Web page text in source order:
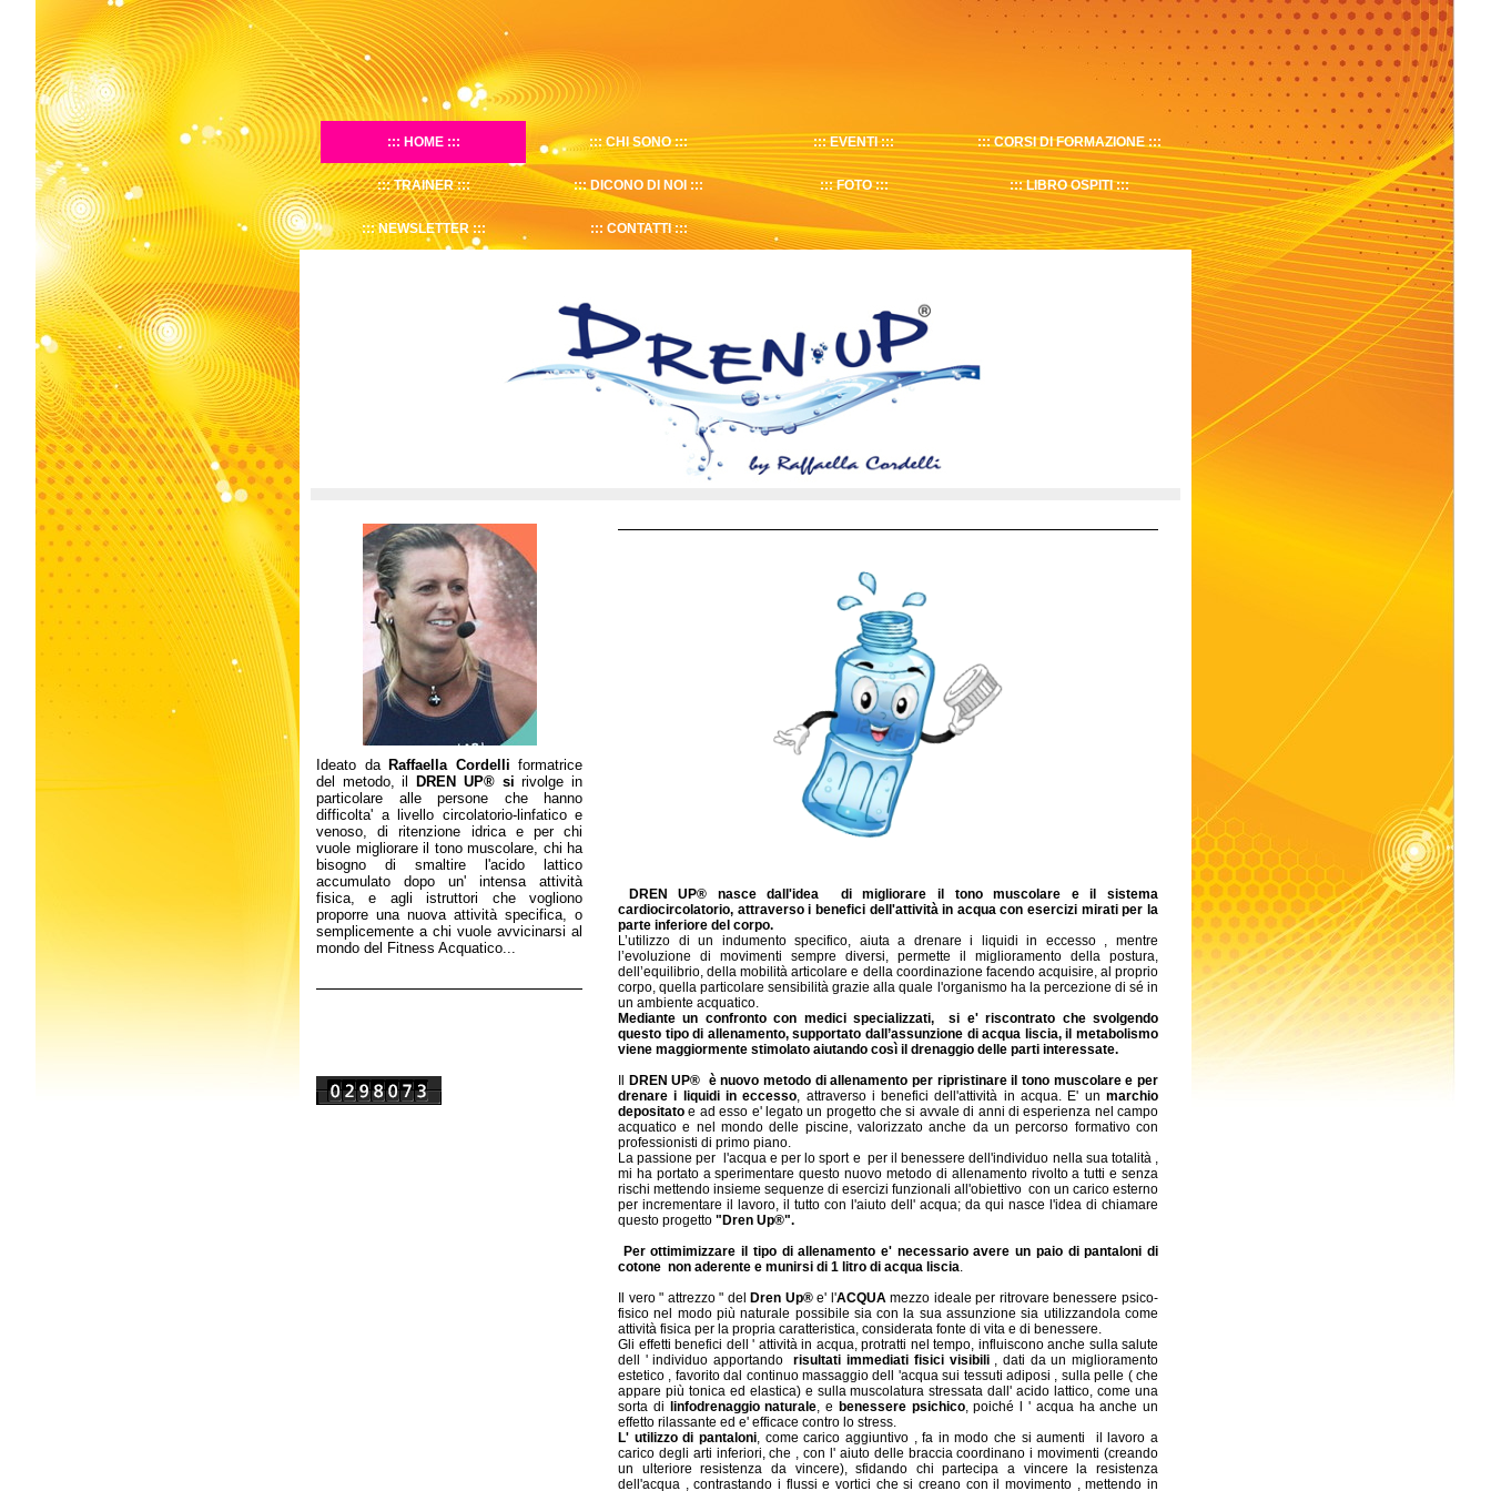
HOME CHI SONO EVENTI CORSI DI FORMAZIONE
TRAINER DICONO DI NOI FOTO LIBRO OSPITI
NEWSLETTER CONTATTI
DREN UP®
nasce dall'idea di migliorare il tono muscolare e il sistema
cardiocircolatorio, attraverso i benefici dell'attività in acqua con esercizi mirati per la
parte inferiore del corpo.
L’utilizzo di un indumento specifico, aiuta a drenare i liquidi in eccesso , mentre
l’evoluzione di movimenti sempre diversi, permette il miglioramento della postura,
dell’equilibrio, della mobilità articolare e della coordinazione facendo acquisire, al proprio
corpo, quella particolare sensibilità grazie alla quale l'organismo ha la percezione di sé in
un ambiente acquatico.
Mediante un confronto con medici specializzati, si e' riscontrato che svolgendo
questo tipo di allenamento, supportato dall’assunzione di acqua liscia, il metabolismo
viene maggiormente stimolato aiutando così il drenaggio delle parti interessate.
DREN UP® è nuovo metodo di allenamento per ripristinare il tono muscolare e per
drenare i liquidi in eccesso, attraverso i benefici dell'attività in acqua. E' unmarchio
depositato e ad esso e' legato un progetto che si avvale di anni di esperienza nel campo
acquatico e nel mondo delle piscine, valorizzato anche da un percorso formativo con
professionisti di primo piano.
La passione per l'acqua e per lo sport e per il benessere dell'individuo nella sua totalità ,
mi ha portato a sperimentare questo nuovo metodo di allenamento rivolto a tutti e senza
rischi mettendo insieme sequenze di esercizi funzionali all'obiettivo con un carico esterno
per incrementare il lavoro, il tutto con l'aiuto dell' acqua; da qui nasce l'idea di chiamare
questo progetto "Dren Up®".
Per ottimimizzare il tipo di allenamento e' necessario avere un paio di pantaloni di
cotone non aderente e munirsi di 1 litro di acqua liscia.
Il vero " attrezzo " del
Dren Up®e' l'ACQUAmezzo ideale per ritrovare benessere psico-
fisico nel modo più naturale possibile sia con la sua assunzione sia utilizzandola come
attività fisica per la propria caratteristica, considerata fonte di vita e di benessere.
Gli effetti benefici dell ' attività in acqua, protratti nel tempo, influiscono anche sulla salute
dell ' individuo apportandorisultati immediati fisici visibili, dati da un miglioramento
estetico , favorito dal continuo massaggio dell 'acqua sui tessuti adiposi , sulla pelle ( che
appare più tonica ed elastica) e sulla muscolatura stressata dall' acido lattico, come una
sorta di
linfodrenaggio naturale, e benessere psichico, poiché l ' acqua ha anche un
effetto rilassante ed e' efficace contro lo stress.
L' utilizzo di pantaloni, come carico aggiuntivo , fa in modo che si aumenti il lavoro a
carico degli arti inferiori, che , con l' aiuto delle braccia coordinano i movimenti (creando
un ulteriore resistenza da vincere), sfidando chi partecipa a vincere la resistenza
dell'acqua , contrastando i flussi e vortici che si creano con il movimento , mettendo in
Ideato da Raffaella Cordelli formatrice
del metodo, il
DREN UP® si rivolge in
particolare alle persone che hanno
difficolta' a livello circolatorio-linfatico e
venoso, di ritenzione idrica e per chi
vuole migliorare il tono muscolare, chi ha
bisogno di smaltire l'acido lattico
accumulato dopo un' intensa attività
fisica, e agli istruttori che vogliono
proporre una nuova attività specifica, o
semplicemente a chi vuole avvicinarsi al
mondo del Fitness Acquatico...